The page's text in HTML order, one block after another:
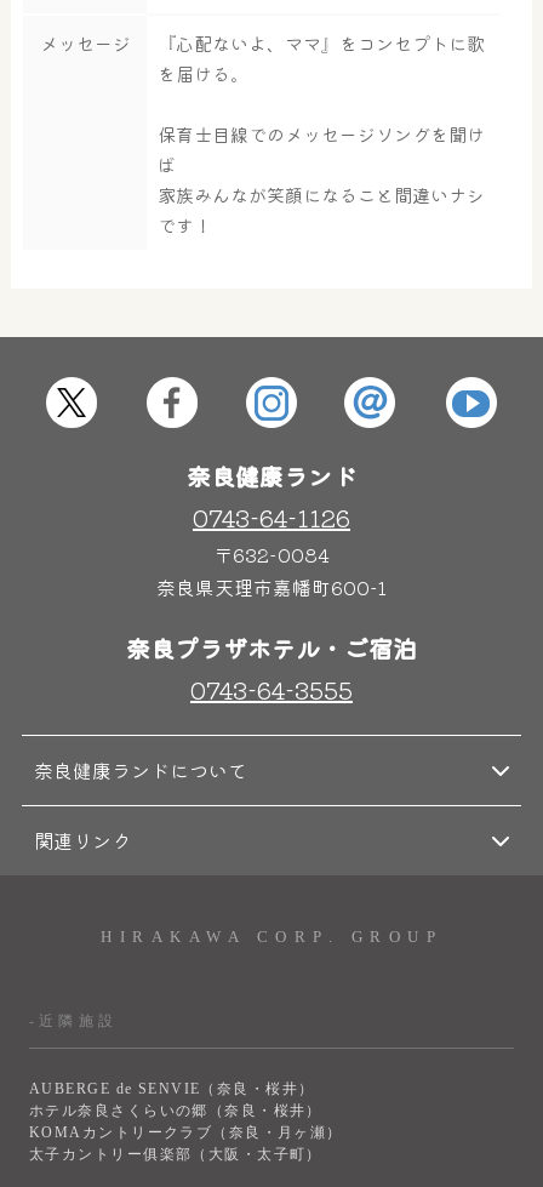
屋内レジャープール
奈良わんぱくランド
ボディケア
メッセージ
『心配ないよ、ママ』をコンセプトに歌
を届ける。
保育士目線でのメッセージソングを聞け
ば
家族みんなが笑顔になること間違いナシ
です！
奈良健康ランド
0743-64-1126
〒632-0084
奈良県天理市嘉幡町600-1
奈良プラザホテル・ご宿泊
0743-64-3555
奈良健康ランドについて
関連リンク
HIRAKAWA CORP. GROUP
-近隣施設
AUBERGE de SENVIE（奈良・桜井）
ホテル奈良さくらいの郷（奈良・桜井）
KOMAカントリークラブ（奈良・月ヶ瀬）
太子カントリー俱楽部（大阪・太子町）